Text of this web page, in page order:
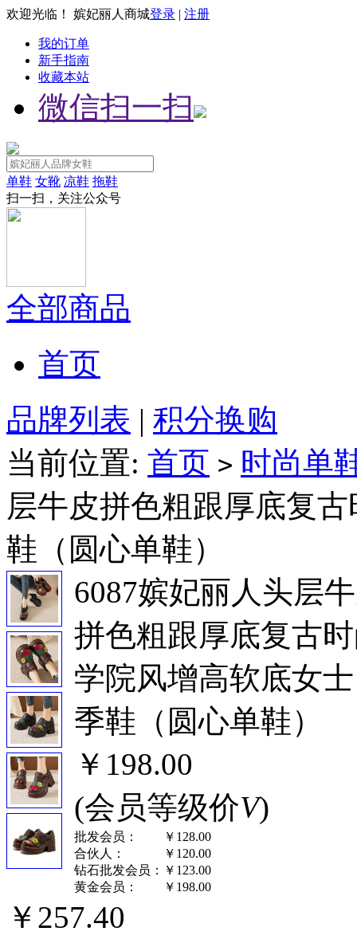
欢迎光临！ 嫔妃丽人商城登录 | 注册
我的订单
新手指南
收藏本站
微信扫一扫
单鞋 女靴 凉鞋 拖鞋
扫一扫，关注公众号
全部商品
首页
品牌列表 | 积分换购
当前位置: 首页 > 时尚单
层牛皮拼色粗跟厚底复
鞋（圆心单鞋）
6087嫔妃丽人头层
拼色粗跟厚底复古
学院风增高软底女
季鞋（圆心单鞋）
￥198.00
(会员等级价V)
批发会员：
￥128.00
合伙人：
￥120.00
钻石批发会员：
￥123.00
黄金会员：
￥198.00
￥257.40